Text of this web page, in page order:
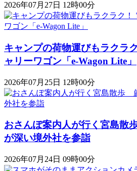
2026年07月27日 12時00分
キャンプの荷物運びもラクラ
ャリーワゴン「​​e-Wagon Lite」
2026年07月25日 12時00分
おさんぽ案内人が行く宮島
が深い境外社を参詣
2026年07月24日 09時00分